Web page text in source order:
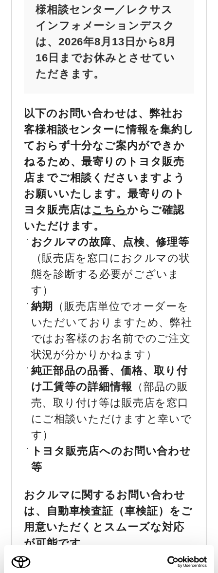
様相談センター／レクサス
インフォメーションデスク
は、2026年8月13日から8月
16日までお休みとさせてい
ただきます。
以下のお問い合わせは、弊社お
客様相談センターに情報を集約し
ておらず十分なご案内ができか
ねるため、最寄りのトヨタ販売
店までご相談くださいますよう
お願いいたします。最寄りのト
ヨタ販売店はこちら からご確認
いただけます。
おクルマの故障、点検、修理等
（販売店を窓口におクルマの状
態を診断する必要がございま
す）
納期
（販売店単位でオーダーを
いただいておりますため、弊社
ではお客様のお名前でのご注文
状況が分かりかねます）
純正部品の品番、価格、取り付
け工賃等の詳細情報 （部品の販
売、取り付け等は販売店を窓口
にご相談いただけますと幸いで
す）
トヨタ販売店へのお問い合わせ
等
おクルマに関するお問い合わせ
は、自動車検査証（車検証）をご
用意いただくとスムーズな対応
が可能です。